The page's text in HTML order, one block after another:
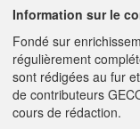
Aucun résultat
A
Information sur le
Fondé sur
régulièrement
sont rédigées au fur
de contributeurs
cours de rédaction.